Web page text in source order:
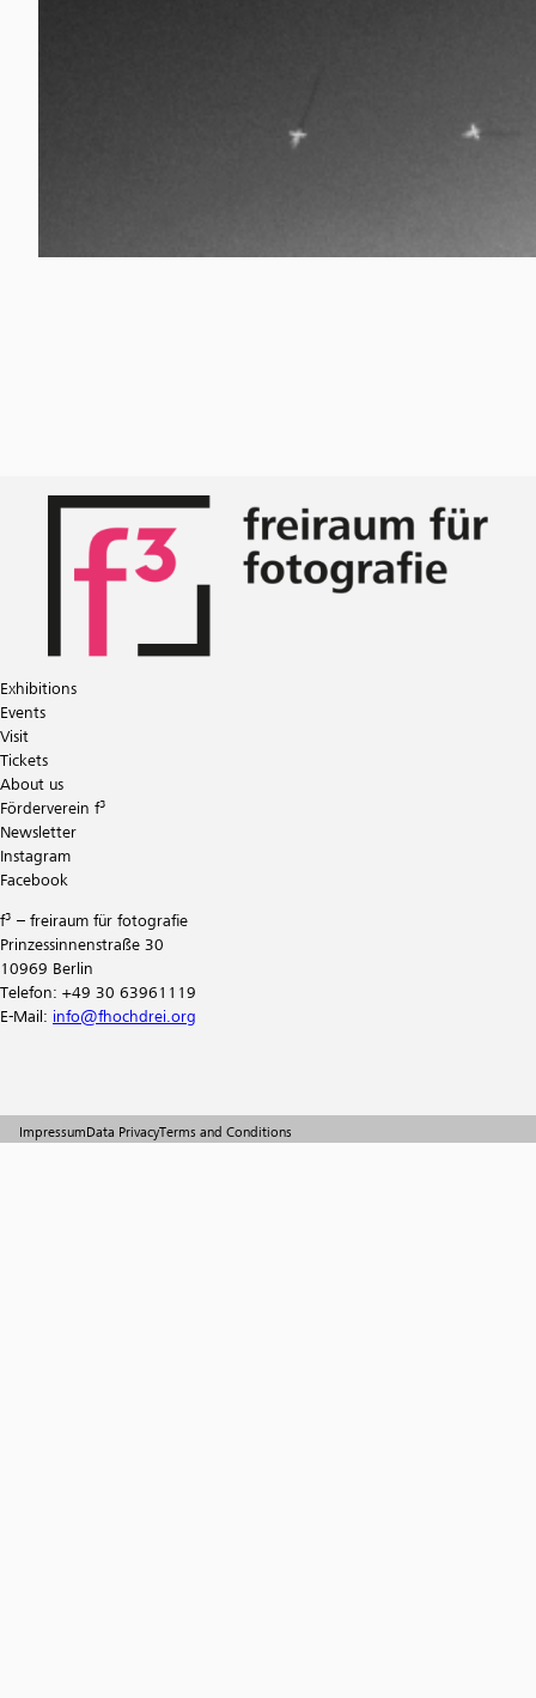
Exhibitions
Events
Visit
Tickets
About us
Förderverein f³
Newsletter
Instagram
Facebook
f³ – freiraum für fotografie
Prinzessinnenstraße 30
10969 Berlin
Telefon: +49 30 63961119
E-Mail: info@fhochdrei.org
ImpressumData PrivacyTerms and Conditions